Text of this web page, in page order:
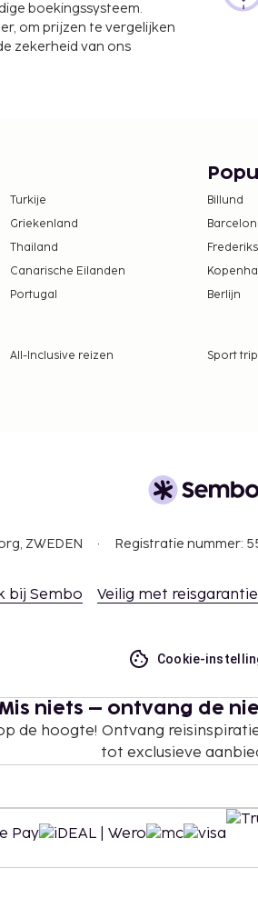
De accommodatie
maar profiteer ook
of bestel een
zijn mogelijk
boekingssysteem.
om prijzen te vergelijken
zekerheid van ons
Turkije
Griekenland
Thailand
Canarische Eilanden
Portugal
Billund
Berlijn
All-Inclusive reizen Sport
ZWEDEN Registratie nummer:
bij Sembo Veilig met reisgarantie
Cookie-
niets – ontvang de
de hoogte! Ontvang
tot exclusieve